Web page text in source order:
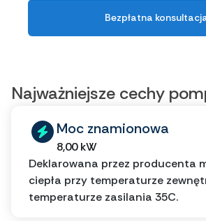
Bezpłatna
Najważniejsze cechy
Moc znamionowa
8,00 kW
Deklarowana przez producenta
ciepła przy temperaturze
temperaturze zasilania 35C.